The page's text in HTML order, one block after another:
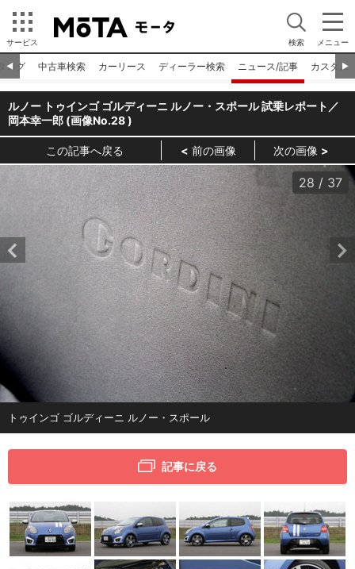
サービス 検索 メニュー
◀︎ ▶︎
ログ 中古車検索 カーリース ディーラー検索 ニュース/記事 カスタム
ルノー トゥインゴ ゴルディーニ ルノー・スポール 試乗レポート／
岡本幸一郎 (画像No.28)
この記事へ戻る 前の画像 次の画像
トゥインゴ ゴルディーニ ルノー・スポール
28 / 37
記事に戻る